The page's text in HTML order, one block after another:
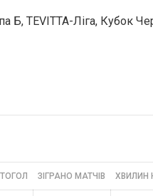
Б, TEVITTA-Ліга, Кубок
ЗІГРАНО МАТЧІВ ХВИЛИН